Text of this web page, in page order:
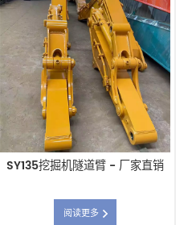
SY135挖掘机隧道臂 - 厂家直销
阅读更多